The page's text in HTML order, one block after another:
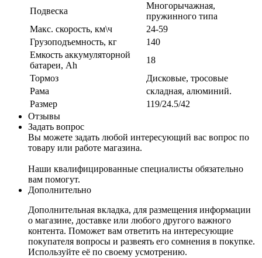
Подвеска
Многорычажная,
пружинного типа
Макс. скорость, км\ч
24-59
Грузоподъемность, кг
140
Емкость аккумуляторной
батареи, Ah
18
Тормоз
Дисковые, тросовые
Рама
складная, алюминий.
Размер
119/24.5/42
Отзывы
Задать вопрос
Вы можете задать любой интересующий вас вопрос по
товару или работе магазина.
Наши квалифицированные специалисты обязательно
вам помогут.
Дополнительно
Дополнительная вкладка, для размещения информации
о магазине, доставке или любого другого важного
контента. Поможет вам ответить на интересующие
покупателя вопросы и развеять его сомнения в покупке.
Используйте её по своему усмотрению.